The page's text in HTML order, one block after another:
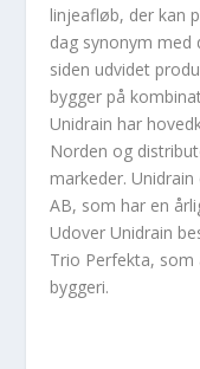
linjeafløb, der kan
dag synonym med
siden udvidet
bygger på
Unidrain har
Norden og
markeder.
AB, som har en
Udover Unidrain
Trio Perfekta,
byggeri.